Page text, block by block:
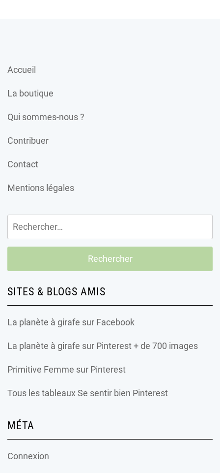
Accueil
La boutique
Qui sommes-nous ?
Contribuer
Contact
Mentions légales
Rechercher :
SITES & BLOGS AMIS
La planète à girafe sur Facebook
La planète à girafe sur Pinterest + de 700 images
Primitive Femme sur Pinterest
Tous les tableaux Se sentir bien Pinterest
MÉTA
Connexion